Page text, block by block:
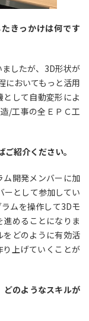
きっかけは何です
したが、3D形状が
においてもっと活用
して自動変形によ
/工事の全ＥＰＣ工
紹介ください。
ム開発メンバーに加
ーとして参加してい
ムを操作して3Dモ
めることになりま
をどのように有効活
上げていくことが
どのようなスキルが